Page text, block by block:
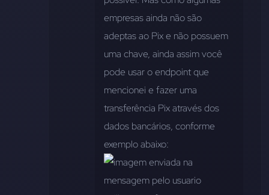
empresas ainda não são
adeptas ao Pix e não possuem
uma chave, ainda assim você
pode usar o endpoint que
mencionei e fazer uma
transferência Pix através dos
dados bancários, conforme
exemplo abaixo: